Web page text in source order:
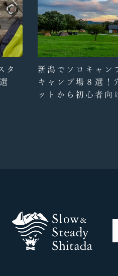
タ
新潟でソロキャン
キャンプ場８選！
ットから初心者向